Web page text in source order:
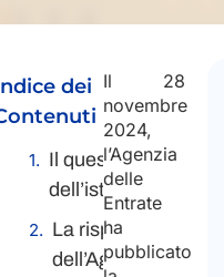
dei
Il quesito
dell’istante
La risposta
dell’Agenzia
Il 28
novembre
2024,
l’Agenzia
delle
Entrate
ha
pubblicato